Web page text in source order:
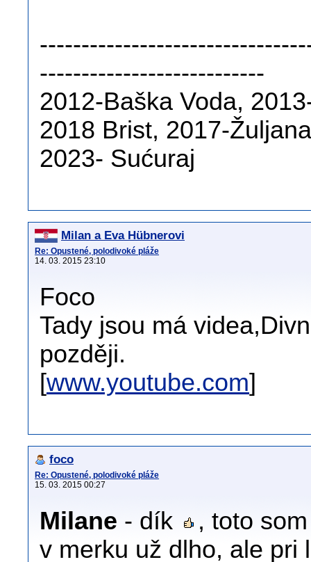
---------------------------
2012-Baška Voda,
2018 Brist, 2017-
2023- Sućuraj
Milan a Eva Hübnerovi
Re: Opustené, polodivoké pláže
14. 03. 2015 23:10
Foco
Tady jsou má
později.
[www.youtube.com]
foco
Re: Opustené, polodivoké pláže
15. 03. 2015 00:27
Milane - dík
, toto
v merku už dlho, ale pri